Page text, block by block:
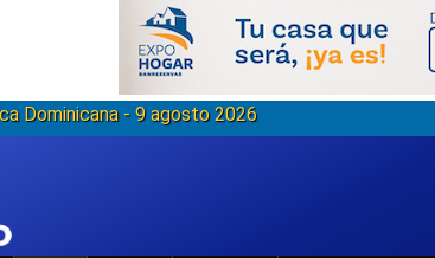
Dominicana - 9 agosto 2026